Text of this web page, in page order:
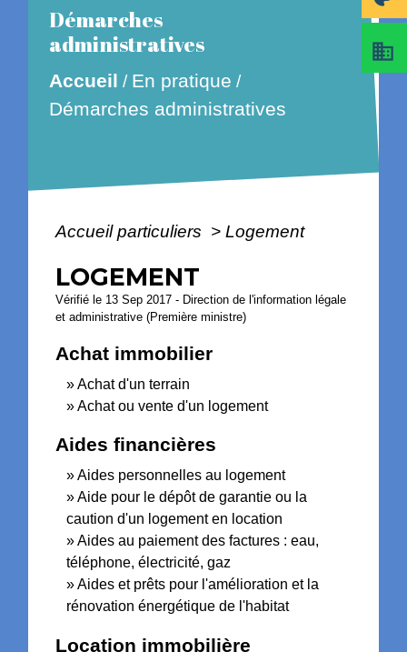
Démarches
administratives
Accueil / En pratique /
Démarches administratives
Accueil particuliers > Logement
LOGEMENT
Vérifié le 13 Sep 2017 - Direction de l'information légale
et administrative (Première ministre)
Achat immobilier
Achat d'un terrain
Achat ou vente d'un logement
Aides financières
Aides personnelles au logement
Aide pour le dépôt de garantie ou la
caution d'un logement en location
Aides au paiement des factures : eau,
téléphone, électricité, gaz
Aides et prêts pour l'amélioration et la
rénovation énergétique de l'habitat
Location immobilière
business